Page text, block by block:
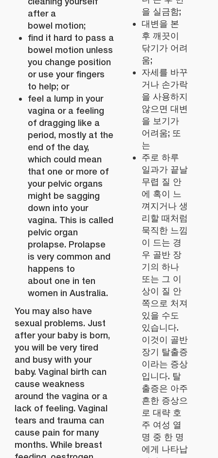
after a
bowel motion;
find it hard to pass a
bowel motion unless
you change position
or use your fingers
to help; or
feel a lump in your
vagina or a feeling
of dragging like a
period, mostly at the
end of the day,
which could mean
that one or more of
your pelvic organs
might be sagging
down into your
vagina. This is called
pelvic organ
prolapse. Prolapse
is very common and
happens to
about one in ten
women in Australia.
You may also have
sexual problems. Just
after your baby is born,
you will be very tired
and busy with your
baby. Vaginal birth can
cause weakness
around the vagina or a
lack of feeling. Vaginal
tears and trauma can
cause pain for many
months. While breast
을 실금함;
대변을 본
후 깨끗이
닦기가 어려
움;
자세를 바꾸
거나 손가락
을 사용하지
않으면 대변
을 보기가
어려움; 또
는
주로 하루
일과가 끝날
무렵 질 안
에 혹이 느
껴지거나 생
리할 때처럼
묵직한 느낌
이 드는 경
우 골반 장
기의 하나
또는 그 이
상이 질 안
쪽으로 처져
있을 수도
있습니다.
이것이 골반
장기 탈출증
이라는 증상
입니다. 탈
출증은 아주
흔한 증상으
로 대략 호
주 여성 열
명 중 한 명
에게 나타납